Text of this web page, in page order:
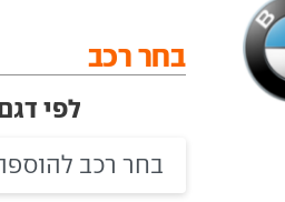
בחר רכב
לפי